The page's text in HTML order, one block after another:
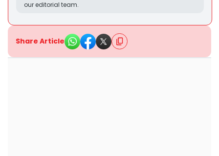
our editorial team.
Share Article